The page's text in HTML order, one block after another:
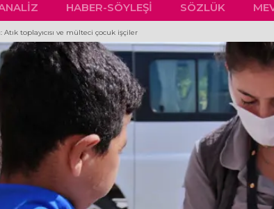
HABER-SÖYLEŞI SÖZLÜK
toplayıcısı ve mülteci çocuk işçiler